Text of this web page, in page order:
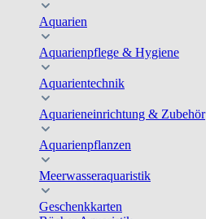
Aquarien
Aquarienpflege & Hygiene
Aquarientechnik
Aquarieneinrichtung & Zubehör
Aquarienpflanzen
Meerwasseraquaristik
Geschenkkarten